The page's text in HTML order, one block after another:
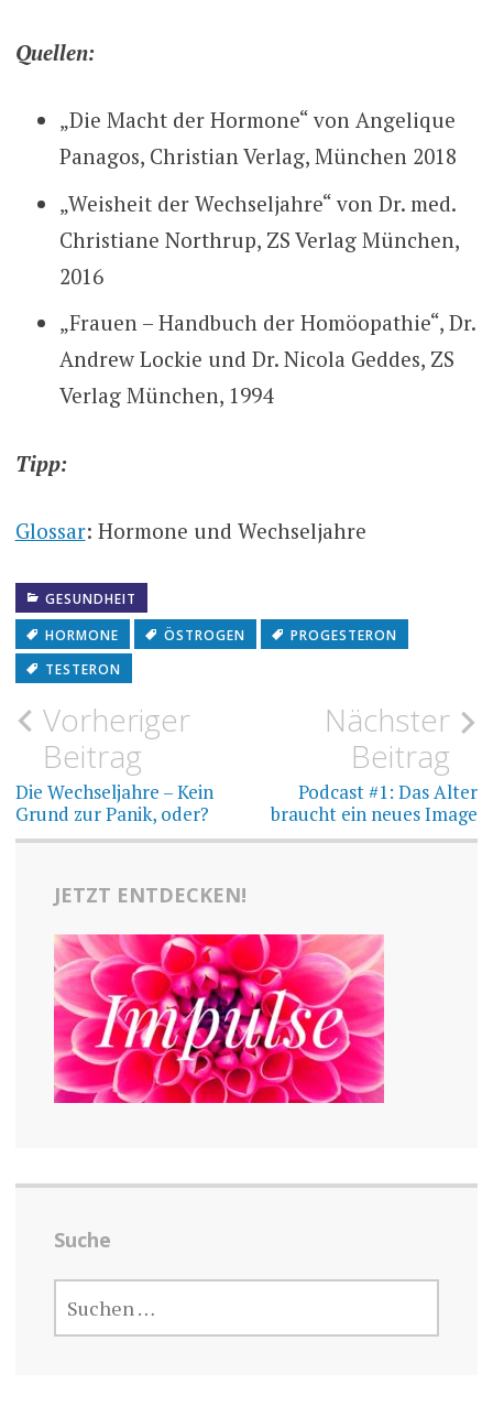
Quellen:
„Die Macht der Hormone“ von Angelique
Panagos, Christian Verlag, München 2018
„Weisheit der Wechseljahre“ von Dr. med.
Christiane Northrup, ZS Verlag München,
2016
„Frauen – Handbuch der Homöopathie“, Dr.
Andrew Lockie und Dr. Nicola Geddes, ZS
Verlag München, 1994
Tipp:
Glossar: Hormone und Wechseljahre
GESUNDHEIT
HORMONE
ÖSTROGEN
PROGESTERON
TESTERON
Beitragsnavigation
Vorheriger
Beitrag
Die Wechseljahre – Kein
Grund zur Panik, oder?
Nächster
Beitrag
Podcast #1: Das Alter
braucht ein neues Image
JETZT ENTDECKEN!
Suche
NACH: